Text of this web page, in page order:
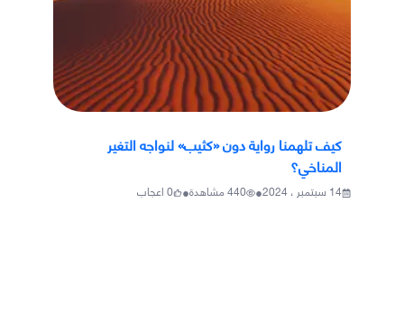
كيف تلهمنا رواية دون «كثيب» لنواجه التغير
المناخي؟
14 سبتمبر ، 2024 •
440مشاهدة•
0اعجاب